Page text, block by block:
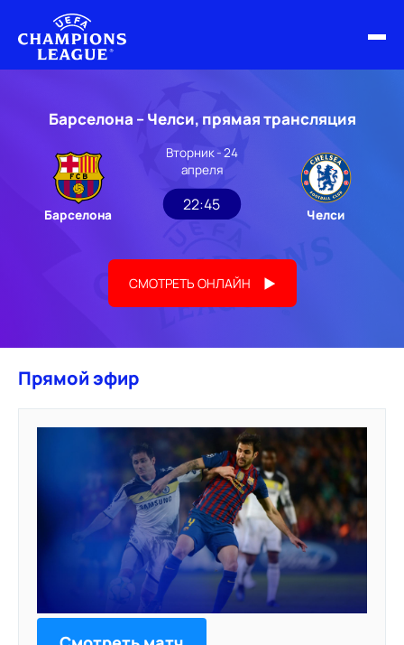
ОБЗОРЫ ЛЧ УЕФА
НОВОСТИ
РАСПИСАНИЕ
Барселона – Челси, прямая трансляция
Барселона
Вторник - 24
апреля
22:45
Челси
СМОТРЕТЬ ОНЛАЙН
Прямой эфир